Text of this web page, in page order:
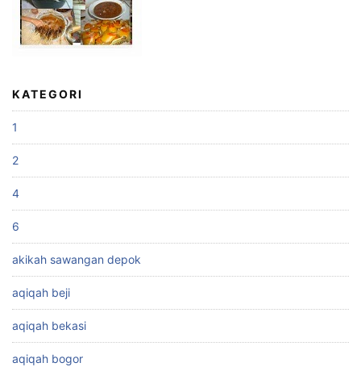
KATEGORI
1
2
4
6
akikah sawangan depok
aqiqah beji
aqiqah bekasi
aqiqah bogor